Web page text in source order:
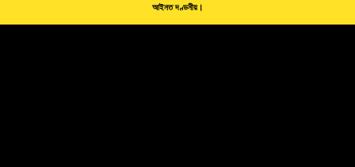
আইনত দণ্ডনীয়।